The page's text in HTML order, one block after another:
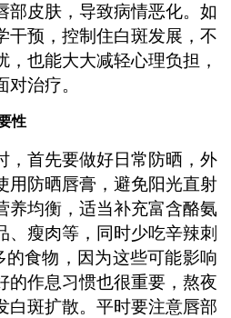
部皮肤，导致病情恶化。如
干预，控制住白斑发展，不
也能大大减轻心理负担，
治疗。
性
，首先要做好日常防晒，外
用防晒唇膏，避免阳光直射
养均衡，适当补充富含酪氨
、瘦肉等，同时少吃辛辣刺
食物，因为这些可能影响
的作息习惯也很重要，熬夜
白斑扩散。平时要注意唇部